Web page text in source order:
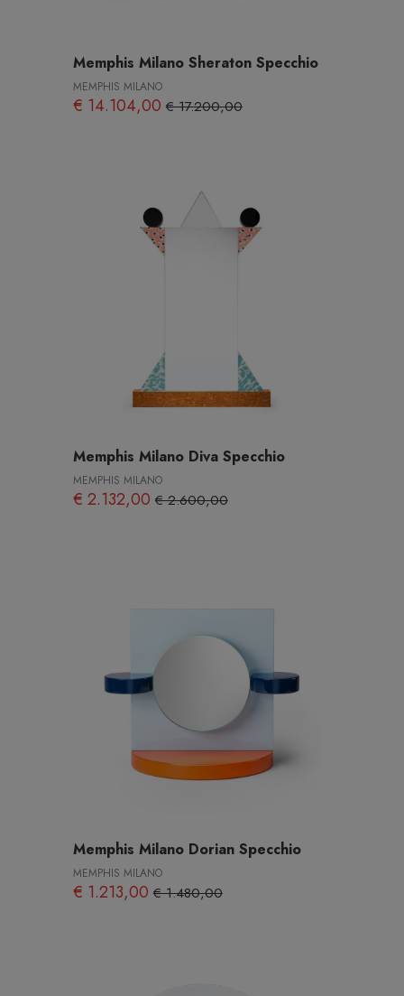
Memphis Milano Sheraton Specchio
MEMPHIS MILANO
€ 14.104,00€ 17.200,00
Memphis Milano Diva Specchio
MEMPHIS MILANO
€ 2.132,00€ 2.600,00
Memphis Milano Dorian Specchio
MEMPHIS MILANO
€ 1.213,00€ 1.480,00